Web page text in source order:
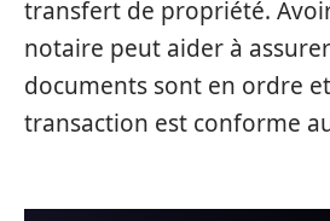
transfert de propriété.
notaire peut aider à
documents sont en ordre
transaction est conforme